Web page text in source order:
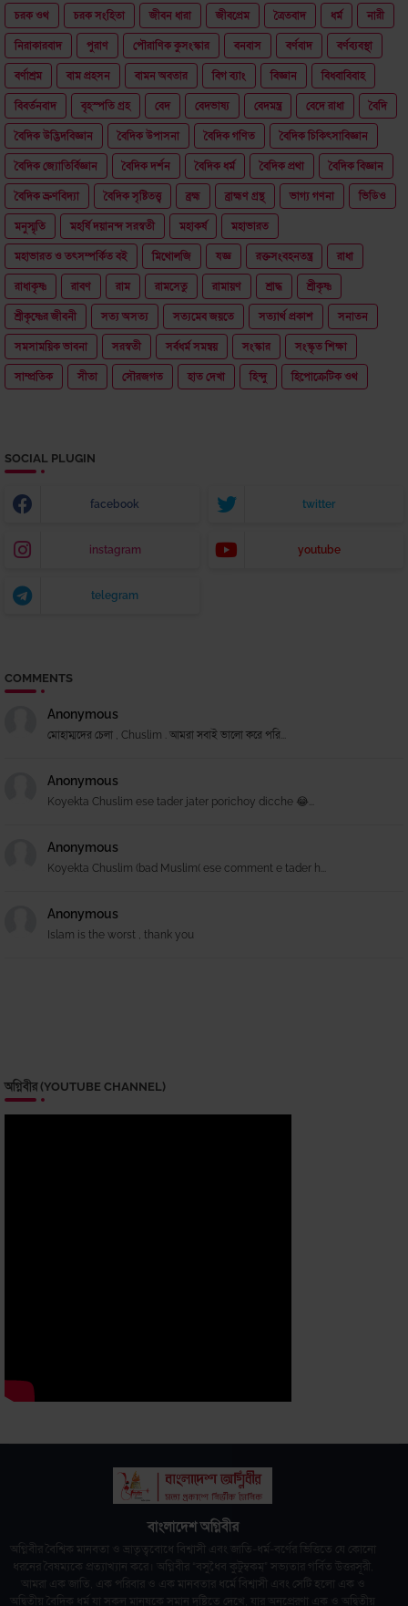
চরক ওথ চরক সংহিতা জীবন ধারা জীবপ্রেম ত্রৈতবাদ ধর্ম নারী
নিরাকারবাদ পুরাণ পৌরাণিক কুসংস্কার বনবাস বর্ণবাদ বর্ণব্যবস্থা
বর্ণাশ্রম বাম প্রহসন বামন অবতার বিগ ব্যাং বিজ্ঞান বিধবাবিবাহ
বিবর্তনবাদ বৃহস্পতি গ্রহ বেদ বেদভাষ্য বেদমন্ত্র বেদে রাধা বৈদি
বৈদিক উদ্ভিদবিজ্ঞান বৈদিক উপাসনা বৈদিক গণিত বৈদিক চিকিৎসাবিজ্ঞান
বৈদিক জ্যোতির্বিজ্ঞান বৈদিক দর্শন বৈদিক ধর্ম বৈদিক প্রথা বৈদিক বিজ্ঞান
বৈদিক ভ্রুণবিদ্যা বৈদিক সৃষ্টিতত্ত্ব ব্রহ্ম ব্রাহ্মণ গ্রন্থ ভাগ্য গণনা ভিডিও
মনুস্মৃতি মহর্ষি দয়ানন্দ সরস্বতী মহাকর্ষ মহাভারত
মহাভারত ও তৎসম্পর্কিত বই মিথোলজি যজ্ঞ রক্তসংবহনতন্ত্র রাধা
রাধাকৃষ্ণ রাবণ রাম রামসেতু রামায়ণ শ্রাদ্ধ শ্রীকৃষ্ণ
শ্রীকৃষ্ণের জীবনী সত্য অসত্য সত্যমেব জয়তে সত্যার্থ প্রকাশ সনাতন
সমসাময়িক ভাবনা সরস্বতী সর্বধর্ম সমন্বয় সংস্কার সংস্কৃত শিক্ষা
সাম্প্রতিক সীতা সৌরজগত হাত দেখা হিন্দু হিপোক্রেটিক ওথ
SOCIAL PLUGIN
facebook twitter
instagram youtube
telegram
COMMENTS
Anonymous
মোহাম্মদের চেলা , Chuslim . আমরা সবাই ভালো করে পরি...
Anonymous
Koyekta Chuslim ese tader jater porichoy dicche 😂...
Anonymous
Koyekta Chuslim (bad Muslim( ese comment e tader h...
Anonymous
Islam is the worst , thank you
অগ্নিবীর (YOUTUBE CHANNEL)
বাংলাদেশ অগ্নিবীর
অগ্নিবীর বৈশ্বিক মানবতা ও ভ্রাতৃত্ববোধে বিশ্বাসী এবং জাতি-ধর্ম-বর্ণের ভিত্তিতে যে কোনো
ধরনের বৈষম্যকে প্রত্যাখ্যান করে। অগ্নিবীর “বসুধৈব কুটুম্বকম্” সভ্যতার গর্বিত উত্তরসূরী,
আমরা এক জাতি, এক পরিবার ও এক মানবতার ধর্মে বিশ্বাসী এবং সেটি হলো এক ও
অদ্বিতীয় বৈদিক ধর্ম যা সকল মানুষকে সমান দৃষ্টিতে দেখে, যার অনুপ্রেরণা এক ও অদ্বিতীয়